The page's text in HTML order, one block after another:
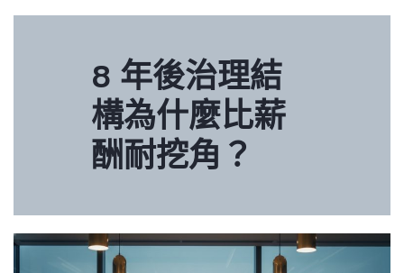
8 年後治理結
構為什麼比薪
酬耐挖角？